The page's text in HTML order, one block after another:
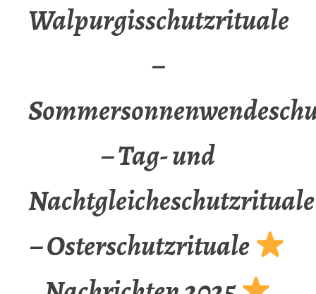
Walpurgisschutzrituale
–
– Tag- und
Nachtgleicheschutzrituale
– Osterschutzrituale